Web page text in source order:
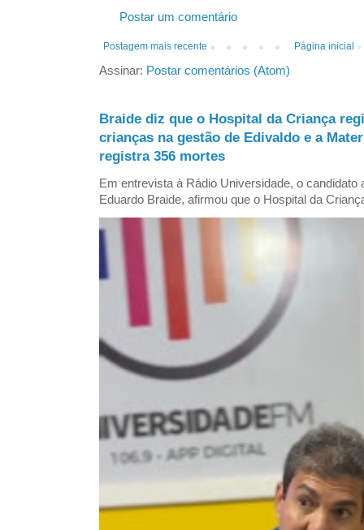
Postar um comentário
Postagem mais recente Página inicial
Assinar: Postar comentários (Atom)
Braide diz que o Hospital da Criança
crianças na gestão de Edivaldo e a
registra 356 mortes
Em entrevista à Rádio Universidade, o candidato
Eduardo Braide, afirmou que o Hospital da